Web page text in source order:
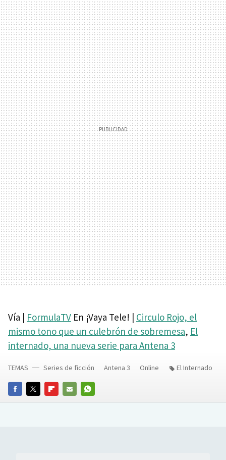
Vía | FormulaTV En ¡Vaya Tele! | Circulo Rojo, el
mismo tono que un culebrón de sobremesa, El
internado, una nueva serie para Antena 3
FACEBOOKTWITTERFLIPBOARD
E-
WHATSAPP
TEMAS Series de ficción Antena 3 Online El Internado